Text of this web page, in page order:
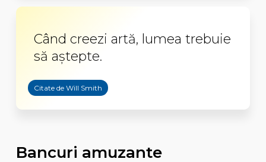
Când creezi artă, lumea trebuie
să aştepte.
Citate de Will Smith
Bancuri amuzante